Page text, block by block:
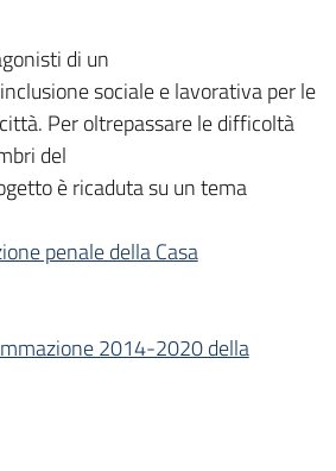
di un
sociale e lavorativa per le
Per oltrepassare le difficoltà
del
è ricaduta su un tema
penale della Casa
2014-2020 della